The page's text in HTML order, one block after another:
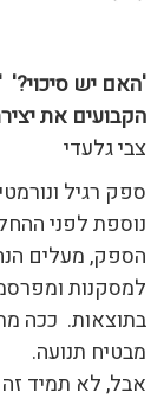
'האם יש
הקבועים את
צבי גלעדי
ספק רגיל
נוספת לפני
הספק, מעלים
למסקנות
בתוצאות. ככה
מבטיח תנועה.
אבל, לא תמיד